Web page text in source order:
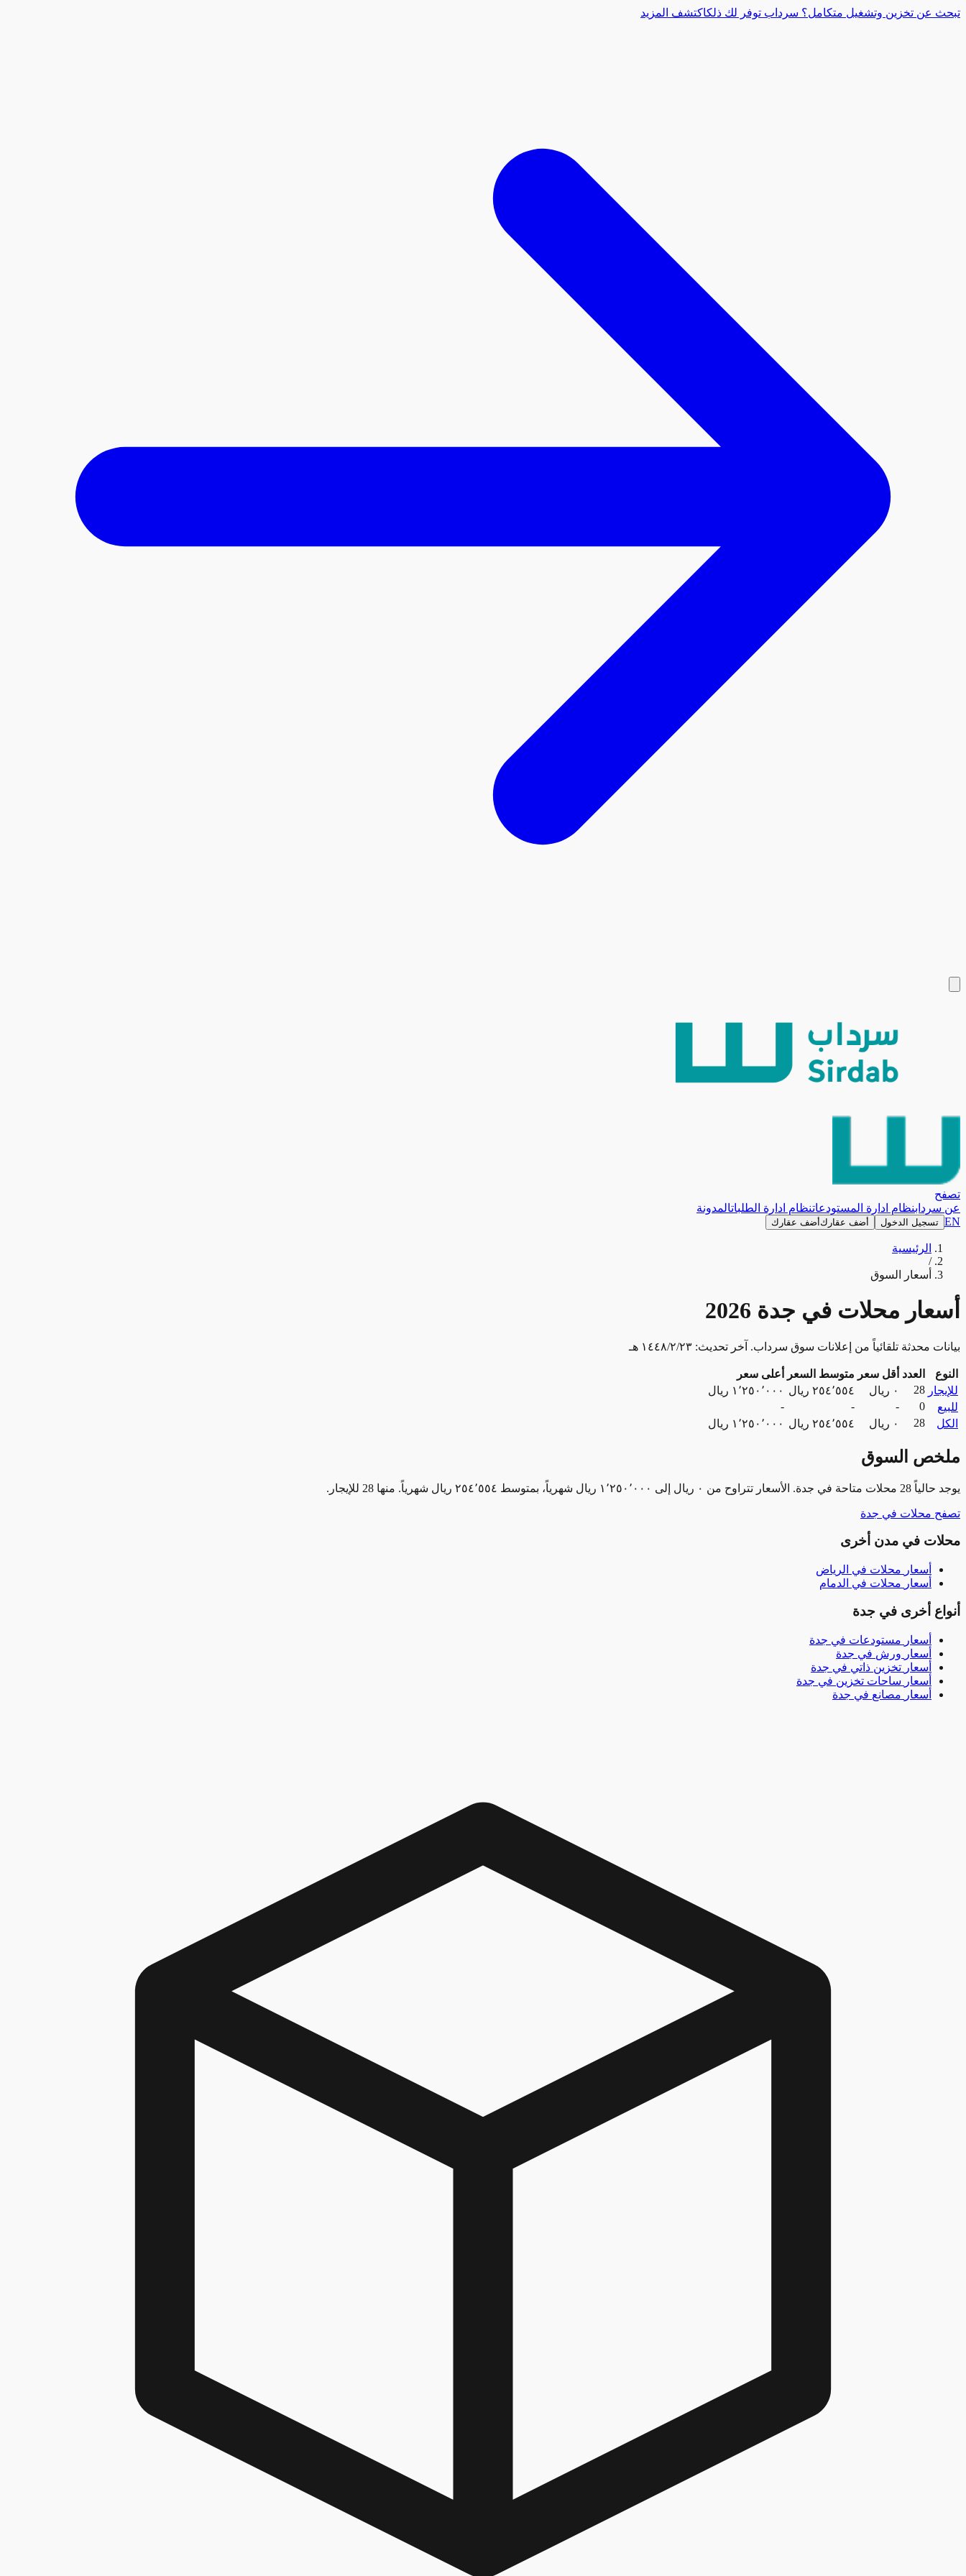
تبحث عن تخزين وتشغيل متكامل؟ سرداب توفر لك ذلكاكتشف المزيد
تصفح
عن سردابنظام ادارة المستودعاتنظام ادارة الطلباتالمدونة
EN تسجيل الدخول أضف عقارك أضف عقارك
الرئيسية
/
أسعار السوق
أسعار محلات في جدة 2026
بيانات محدثة تلقائياً من إعلانات سوق سرداب. آخر تحديث: ٢٣‏/٢‏/١٤٤٨ هـ
النوع العدد أقل سعر متوسط السعر
أعلى سعر
للإيجار 28 ٠ ريال ٢٥٤٬٥٥٤ ريال
١٬٢٥٠٬٠٠٠ ريال
للبيع
0
-
-
-
الكل
28 ٠ ريال ٢٥٤٬٥٥٤ ريال ١٬٢٥٠٬٠٠٠ ريال
ملخص السوق
يوجد حالياً 28 محلات متاحة في جدة. الأسعار تتراوح من ٠ ريال إلى ١٬٢٥٠٬٠٠٠ ريال شهرياً، بمتوسط ٢٥٤٬٥٥٤ ريال شهرياً. منها 28 للإيجار.
تصفح محلات في جدة
محلات في مدن أخرى
أسعار محلات في الرياض
أسعار محلات في الدمام
أنواع أخرى في جدة
أسعار مستودعات في جدة
أسعار ورش في جدة
أسعار تخزين ذاتي في جدة
أسعار ساحات تخزين في جدة
أسعار مصانع في جدة